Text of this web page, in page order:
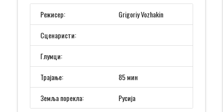
Режисер:
Grigoriy Vozhakin
Сценаристи:
Глумци:
Трајање:
85 мин
Земља порекла:
Русија